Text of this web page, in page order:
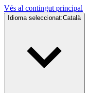
Vés al contingut principal
Idioma seleccionat:Català